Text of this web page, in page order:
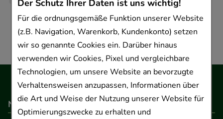
Der Schutz Ihrer Daten ist uns wichtig!
Für die ordnungsgemäße Funktion unserer Website
(z.B. Navigation, Warenkorb, Kundenkonto) setzen
wir so genannte Cookies ein. Darüber hinaus
verwenden wir Cookies, Pixel und vergleichbare
Technologien, um unsere Website an bevorzugte
Verhaltensweisen anzupassen, Informationen über
die Art und Weise der Nutzung unserer Website für
Optimierungszwecke zu erhalten und
Navigation